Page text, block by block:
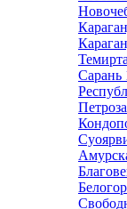
Сарань